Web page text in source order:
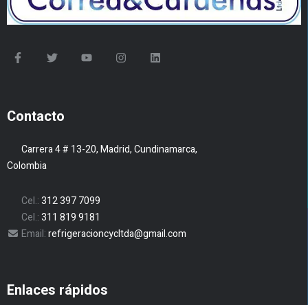
Contacto
Carrera 4 # 13-20, Madrid, Cundinamarca,
Colombia
Cel.:312 397 7099
Cel.:311 819 9181
Email:refrigeracioncycltda@gmail.com
Enlaces rápidos